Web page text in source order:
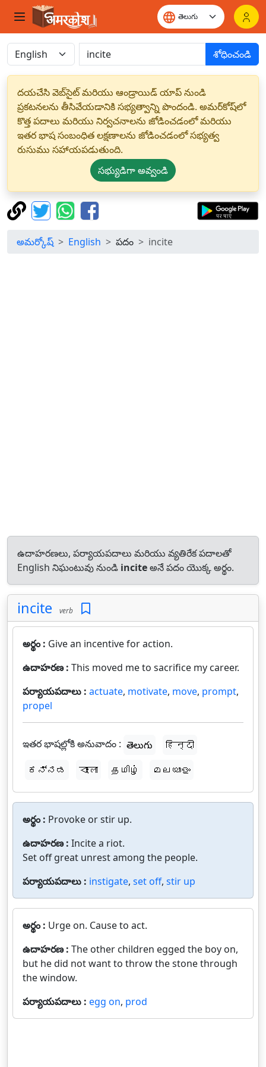
శోధించండి
దయచేసి వెబ్‌సైట్ మరియు ఆండ్రాయిడ్ యాప్ నుండి
ప్రకటనలను తీసివేయడానికి సభ్యత్వాన్ని పొందండి. అమర్‌కోష్‌లో
కొత్త పదాలు మరియు నిర్వచనాలను జోడించడంలో మరియు
ఇతర భాష సంబంధిత లక్షణాలను జోడించడంలో సభ్యత్వ
రుసుము సహాయపడుతుంది.
సభ్యుడిగా అవ్వండి
అమర్కోష్ English పదం incite
ఉదాహరణలు, పర్యాయపదాలు మరియు వ్యతిరేక పదాలతో
English నిఘంటువు నుండి inciteఅనే పదం యొక్క అర్థం.
incite verb
అర్థం : Give an incentive for action.
ఉదాహరణ : This moved me to sacrifice my career.
పర్యాయపదాలు : actuate, motivate, move, prompt,
propel
ఇతర భాషల్లోకి అనువాదం : తెలుగు
हिन्दी
ಕನ್ನಡ
বাংলা தமிழ் മലയാളം
అర్థం : Provoke or stir up.
ఉదాహరణ : Incite a riot.
Set off great unrest among the people.
పర్యాయపదాలు : instigate, set off, stir up
అర్థం : Urge on. Cause to act.
ఉదాహరణ : The other children egged the boy on,
but he did not want to throw the stone through
the window.
పర్యాయపదాలు : egg on, prod